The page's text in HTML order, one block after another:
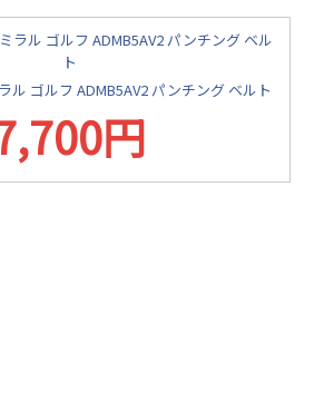
ル ゴルフ ADMB5AV2 パンチング ベルト
円